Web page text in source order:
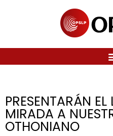
PRESENTARÁN
MIRADA A
OTHONIANO